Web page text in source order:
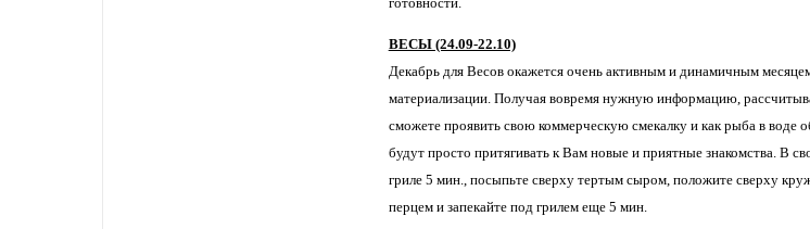
ВЕСЫ (24.09-22.10)
Декабрь для Весов окажется очень активным и динамичным
материализации. Получая вовремя нужную информацию,
сможете проявить свою коммерческую смекалку и как рыба в
будут просто притягивать к Вам новые и приятные знакомства. В
гриле 5 мин., посыпьте сверху тертым сыром, положите сверху
перцем и запекайте под грилем еще 5 мин.